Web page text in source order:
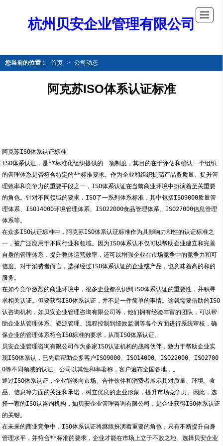
杭州贝安企业管理有限公司
您当前的位置： 首页 > 公司动态
阿克苏ISO体系认证标准
阿克苏ISO体系认证标准
ISO体系认证，是**标准化组织提供的一项制度，其目的在于评估和确认一个组织
的管理体系是否符合特定的**标准要求。作为企业和组织提高产品务质量、提升管
理效率和竞争力的重要手段之一，ISO体系认证在当前商业环境中扮演着至关重要
的角色。针对不同领域的要求，ISO了一系列体系标准，其中包括ISO9000质量管
理体系、ISO14000环境管理体系、ISO22000食品管理体系、ISO27000信息管理
体系等。
在众多ISO认证标准中，阿克苏ISO体系认证标准作为具影响力和性的认证标准之
一，被广泛应用于不同行业和领域。因为ISO体系认不仅可以帮助企业建立和完善
自身的管理体系，提升整体运营效率，还可以增强企业在市场竞争中的竞争力和可
信度。对于消费者而言，选择经过ISO体系认证的企业或产品，也意味着高的和的
服务。
在如今竞争激烈的商业环境中，很多企业都意识到ISO体系认证的重要性，并积寻
求相关认证。但要获得ISO体系认证，并不是一件简单的事情。这就需要借助的ISO
认咨询机构，如贝安企业管理咨询有限公司等，他们拥有经验丰富的团队，可以帮
助企业从管理体系、资源管理、流程控制到绩效监测等各个方面进行系统审核，确
保企业的管理体系符合ISO标准的要求，从而ISO体系认证。
贝安企业管理咨询有限公司作为多家ISO认证机构的战略伙伴，致力于帮助企业实
现ISO体系认，已先后帮助众多客户ISO9000、ISO14000、ISO22000、ISO2700
0等不同领域的认证。公司以其性和率著称，客户遍布全国各地，。
通过ISO体系认证，企业能够向市场、合作伙伴和消费者展示其对质量、环境、食
品、信息等方面的关注和承诺，树立优良的企业形象，提升市场竞争力。因此，选
择一家的ISO认咨询机构，如贝安企业管理咨询有限公司，是企业获得ISO体系认证
的关键。
在未来的商业竞争中，ISO体系认证将继续扮演着重要的角色，只有不断提升自身
管理水平，并符合**标准的要求，企业才能在市场上立于不败之地。选择贝安企业